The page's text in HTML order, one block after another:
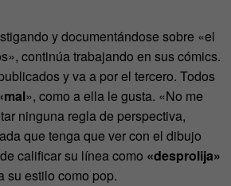
y documentándose sobre «el
continúa trabajando en sus cómics.
y va a por el tercero. Todos
», como a ella le gusta. «No me
ninguna regla de perspectiva,
que tenga que ver con el dibujo
calificar su línea como «desprolija»
su estilo como pop.